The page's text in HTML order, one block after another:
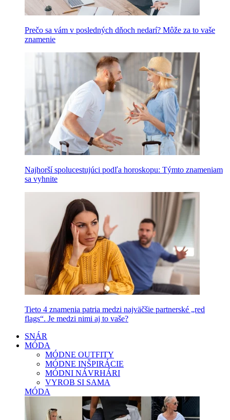
Prečo sa vám v posledných dňoch nedarí? Môže za to vaše
znamenie
Najhorší spolucestujúci podľa horoskopu: Týmto znameniam
sa vyhnite
Tieto 4 znamenia patria medzi najväčšie partnerské „red
flags“. Je medzi nimi aj to vaše?
SNÁR
MÓDA
MÓDNE OUTFITY
MÓDNE INŠPIRÁCIE
MÓDNI NÁVRHÁRI
VYROB SI SAMA
MÓDA